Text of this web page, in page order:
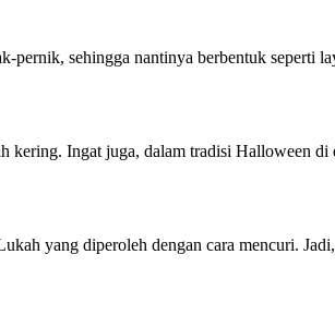
sehingga nantinya berbentuk seperti
Ingat juga, dalam tradisi Halloween
yang diperoleh dengan cara mencuri.